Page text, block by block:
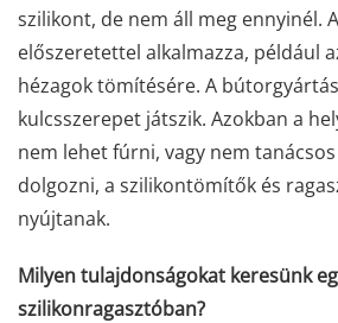
szilikont, de nem áll meg ennyinél.
előszeretettel alkalmazza, például
hézagok tömítésére. A
kulcsszerepet játszik. Azokban a
nem lehet fúrni, vagy nem
dolgozni, a szilikontömítők és
nyújtanak.
Milyen tulajdonságokat keresünk
szilikonragasztóban?